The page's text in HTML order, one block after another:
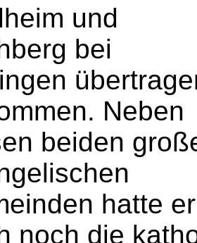
und
bei
Neben
beiden
hatte er
noch die